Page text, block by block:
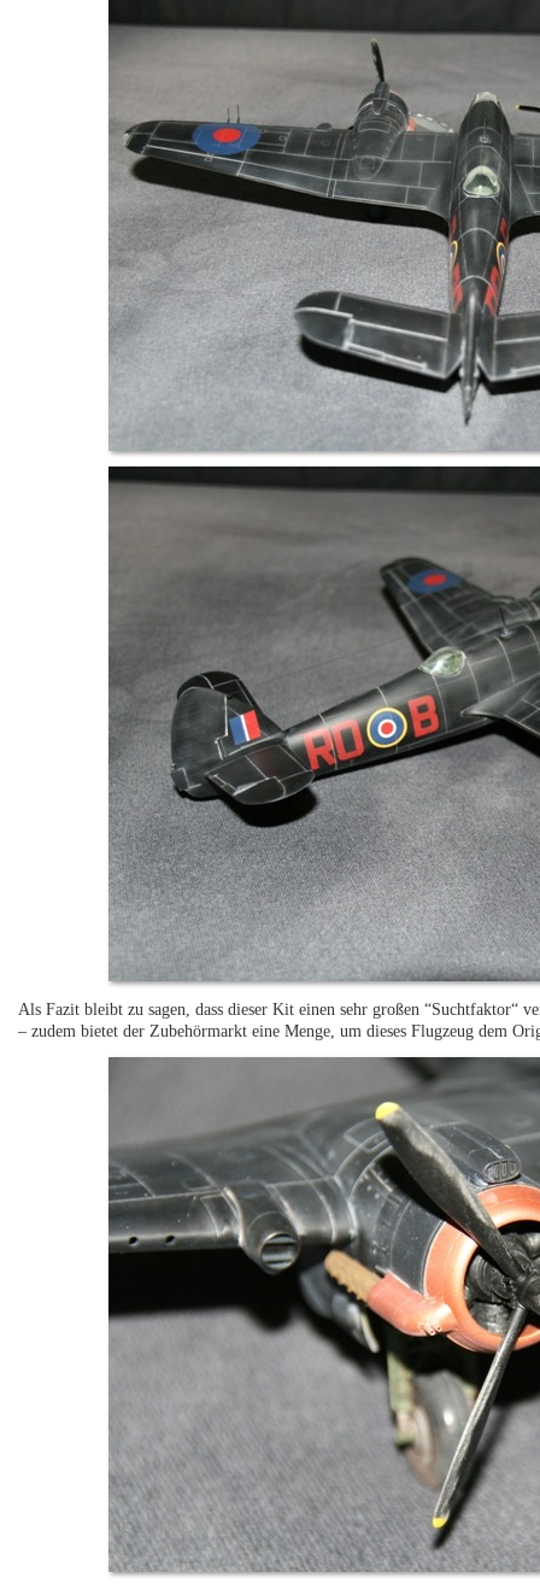
Als Fazit bleibt zu sagen, dass dieser Kit einen sehr großen “Suchtfaktor“
– zudem bietet der Zubehörmarkt eine Menge, um dieses Flugzeug dem